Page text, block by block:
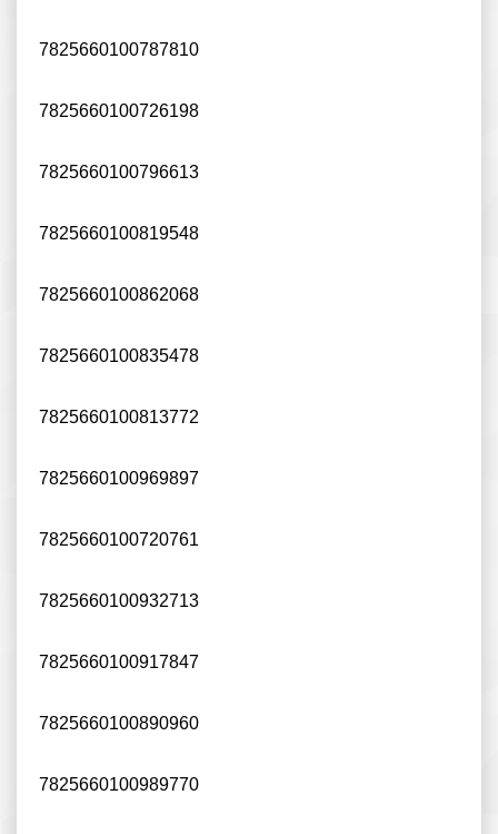
7825660100787810
7825660100726198
7825660100796613
7825660100819548
7825660100862068
7825660100835478
7825660100813772
7825660100969897
7825660100720761
7825660100932713
7825660100917847
7825660100890960
7825660100989770